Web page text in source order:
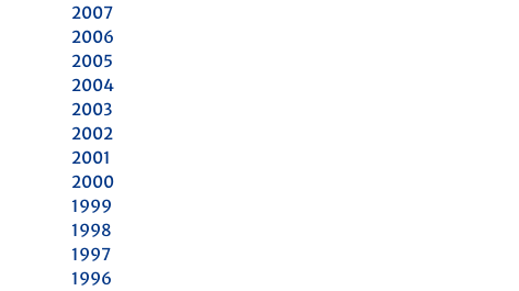
2007
2006
2005
2004
2003
2002
2001
2000
1999
1998
1997
1996